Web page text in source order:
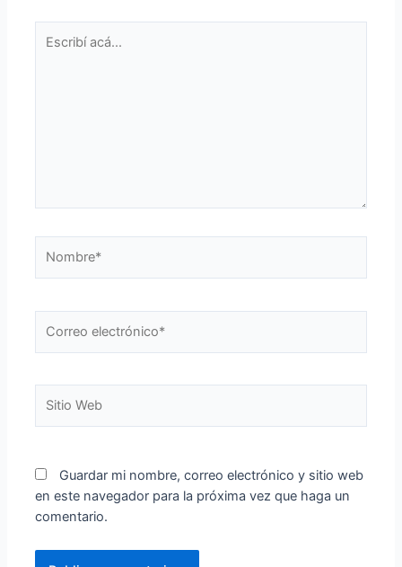
acá...
electrónico*
Web
Guardar mi nombre, correo electrónico y sitio web
en este navegador para la próxima vez que haga un
comentario.